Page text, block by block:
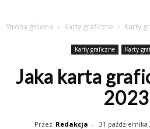
Strona główna Karty graficzne Karty
Karty graficzne Karty
Jaka karta
Przez Redakcja - 31 października